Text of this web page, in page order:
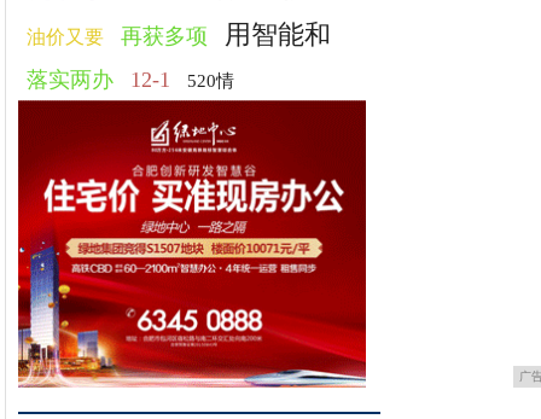
油价又要 再获多项 用智能和
落实两办 12-1 520情
广